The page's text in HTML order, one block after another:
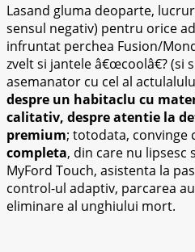
Lasand gluma deoparte,
sensul negativ) pentru orice
infruntat perchea Fusion/
zvelt si jantele â€œcoolâ€? (si
asemanator cu cel al
despre un habitaclu cu
calitativ, despre atentie la
premium; totodata, convinge
completa, din care nu
MyFord Touch, asistenta la
control-ul adaptiv, parcarea
eliminare al unghiului mort.